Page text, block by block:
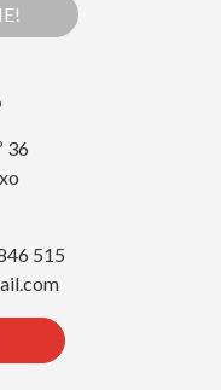
36
515